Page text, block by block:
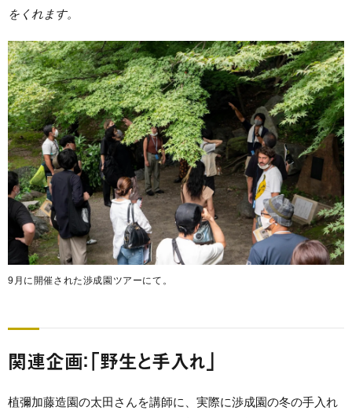
をくれます。
9月に開催された渉成園ツアーにて。
関連企画：「野生と手入れ」
植彌加藤造園の太田さんを講師に、実際に渉成園の冬の手入れ